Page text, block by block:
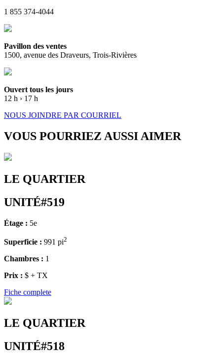
1 855 374-4044
Pavillon des ventes
1500, avenue des Draveurs, Trois-Rivières
Ouvert tous les jours
12 h › 17 h
NOUS JOINDRE PAR COURRIEL
VOUS POURRIEZ AUSSI AIMER
LE QUARTIER
UNITÉ#519
Étage : 5e
Superficie : 991 pi2
Chambres : 1
Prix : $ + TX
Fiche complete
LE QUARTIER
UNITÉ#518